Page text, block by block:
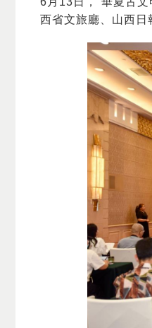
西省文旅廳、山西日